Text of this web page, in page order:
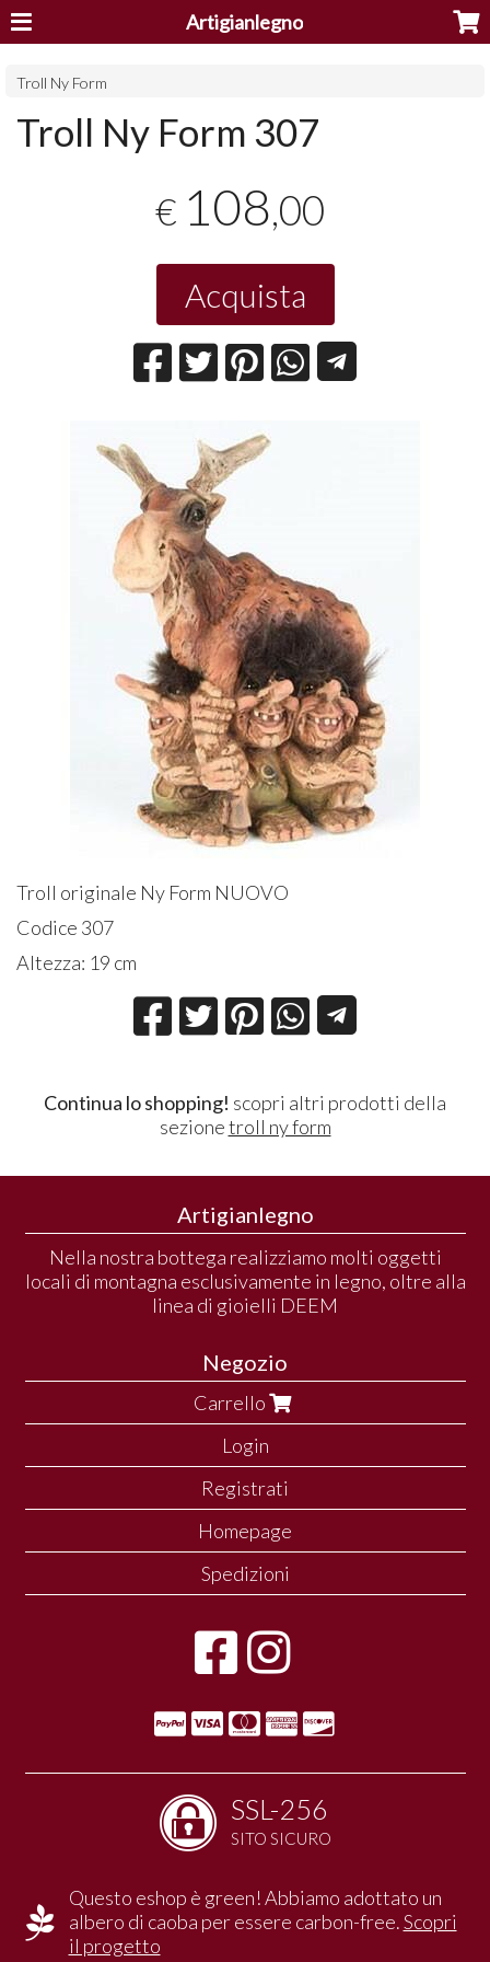
Artigianlegno
Troll Ny Form
Troll Ny Form 307
€ 108,00
Acquista
Troll originale Ny Form NUOVO
Codice 307
Altezza: 19 cm
Continua lo shopping! scopri altri prodotti della
sezionetroll ny form
Artigianlegno
Nella nostra bottega realizziamo molti oggetti
locali di montagna esclusivamente in legno, oltre alla
linea di gioielli DEEM
Negozio
Carrello
Login
Registrati
Homepage
Spedizioni
SSL-256
SITO SICURO
Questo eshop è green! Abbiamo adottato un
albero di caoba per essere carbon-free.Scopri
il progetto